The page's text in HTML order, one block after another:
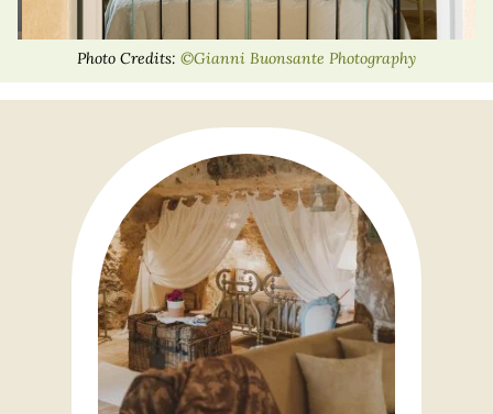
Photo Credits: ©Gianni Buonsante Photography